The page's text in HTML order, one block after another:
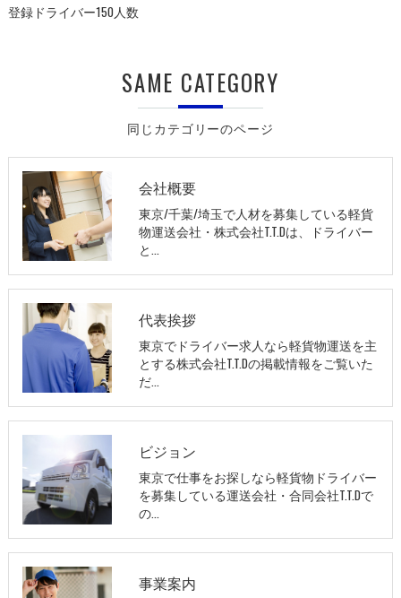
登録ドライバー150人数
同じカテゴリーのページ
SAME CATEGORY
会社概要
東京/千葉/埼玉で人材を募集している軽貨
物運送会社・株式会社T.T.Dは、ドライバー
と…
代表挨拶
東京でドライバー求人なら軽貨物運送を主
とする株式会社T.T.Dの掲載情報をご覧いた
だ…
ビジョン
東京で仕事をお探しなら軽貨物ドライバー
を募集している運送会社・合同会社T.T.Dで
の…
事業案内